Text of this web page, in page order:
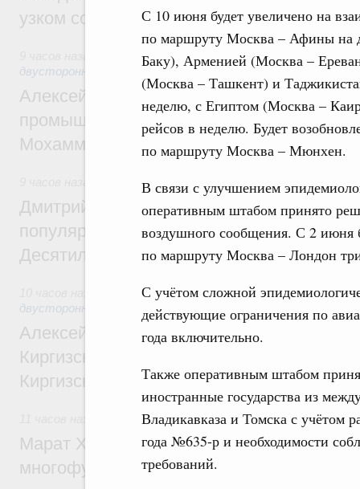
С 10 июня будет увеличено на
по маршруту Москва – Афины на
Баку), Арменией (Москва –
(Москва – Ташкент) и
неделю, с Египтом (Москва –
рейсов в неделю. Будет
по маршруту Москва – Мюнхен.
В связи с улучшением
оперативным штабом принято
воздушного сообщения. С 2 июня
по маршруту Москва – Лондон
С учётом сложной
действующие ограничения по
года включительно.
Также оперативным штабом
иностранные государства из
Владикавказа и Томска с учётом
года №635-р и необходимости
требований.
узком составе
Экономические отношения с зарубежными
двусторонней основе
Алексей Оверчук провёл рабочую
промышленности, недропользования и
Мохаммадом Атабаком
Внутренний и въездной туризм
Дмитрий Чернышенко: Порядка 110
популярного туризма в 35 регионах
Десятилетия науки и технологий
Экономические и гуманитарные
двусторонней основе
Алексей Оверчук принял участие в
Киргизского экономического форума и
Киргизской межрегиональной
Дорожное хозяйство
Марат Хуснуллин: На двух скоростных
многофункциональные зоны дорожного